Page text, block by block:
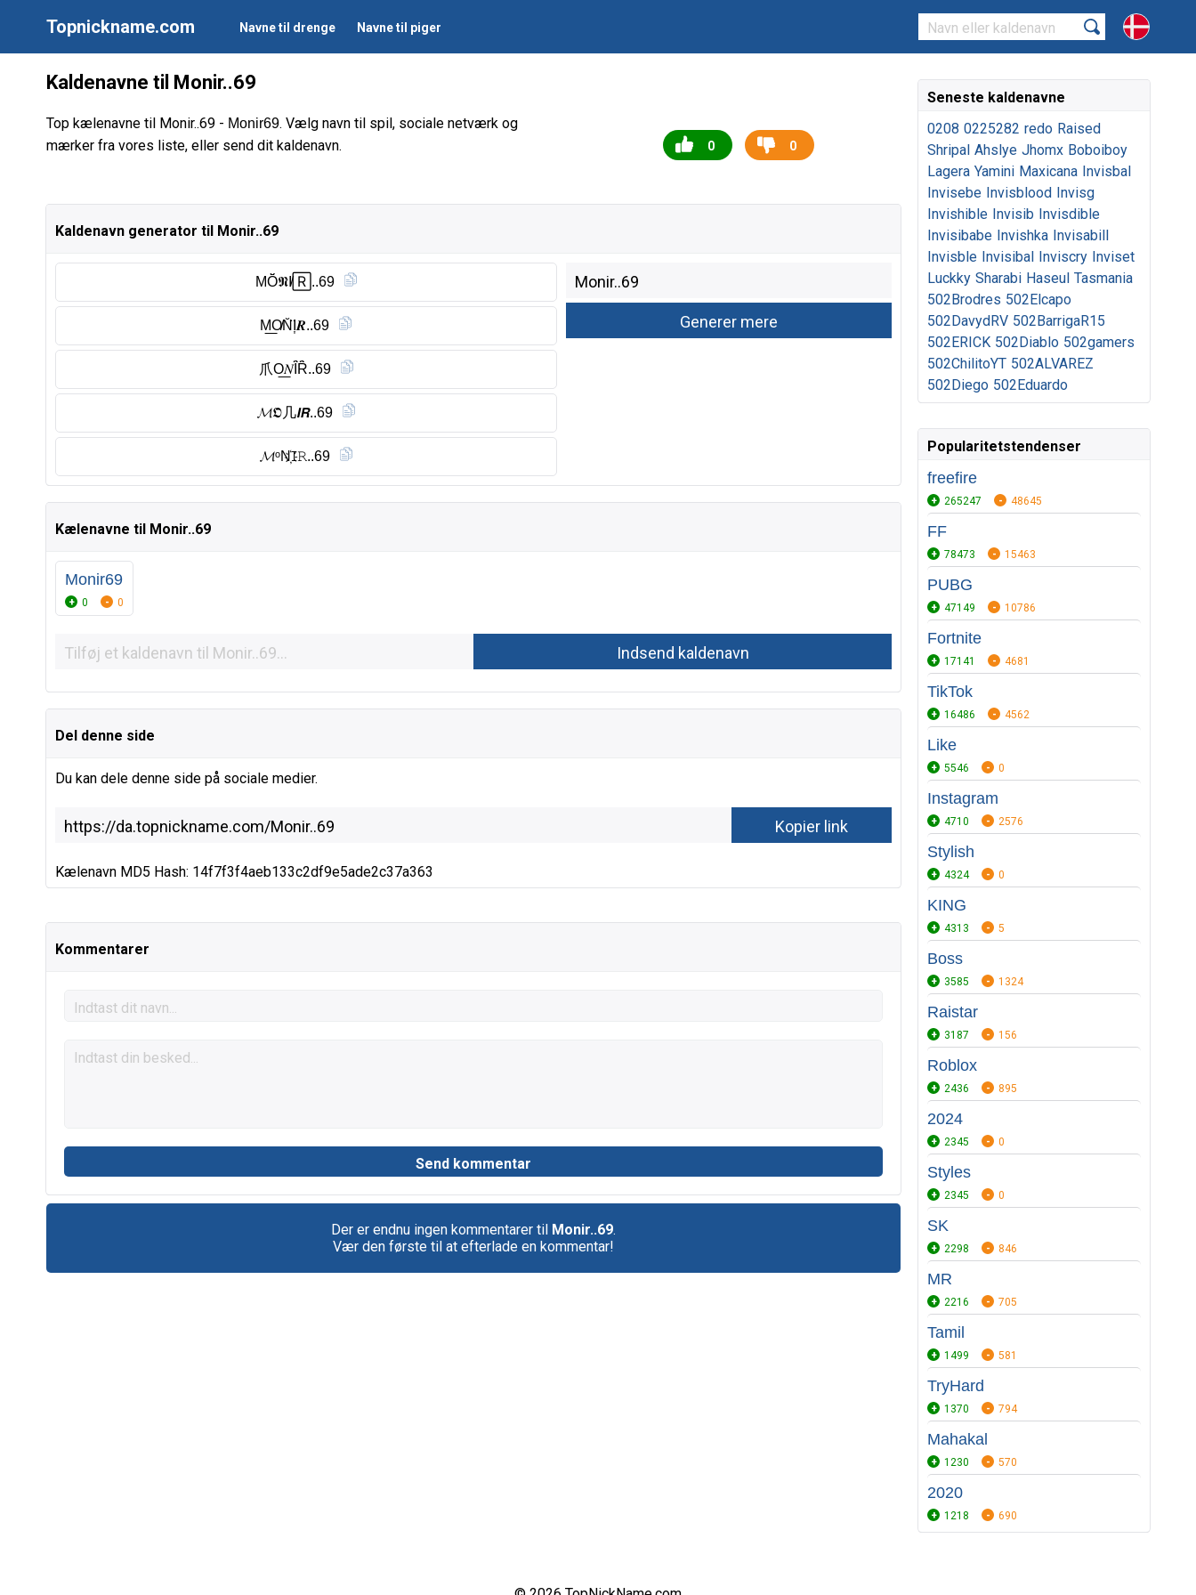
Topnickname.com Navne til drenge Navne til piger
Kaldenavne til Monir..69
Top kælenavne til Monir..69 - Monir69. Vælg navn til spil, sociale netværk og
mærker fra vores liste, eller send dit kaldenavn.
0 0
Kaldenavn generator til Monir..69
MŎ̈𝕹I̸🅁..69
M͟O̸N̆̈I͎𝑹..69
爪O͟𝑁Ȋ̈Ȓ̈..69
𝓜𝕺几𝙄𝙍..69
𝓜ᵒN҉ꀤ𝚁..69
Kælenavne til Monir..69
Monir69
0 0
Del denne side
Du kan dele denne side på sociale medier.
Kælenavn MD5 Hash: 14f7f3f4aeb133c2df9e5ade2c37a363
Kommentarer
Der er endnu ingen kommentarer til Monir..69.
Vær den første til at efterlade en kommentar!
Seneste kaldenavne
0208 0225282 redo Raised
Shripal Ahslye Jhomx Boboiboy
Lagera Yamini Maxicana Invisbal
Invisebe Invisblood Invisg
Invishible Invisib Invisdible
Invisibabe Invishka Invisabill
Invisble Invisibal Inviscry Inviset
Luckky Sharabi Haseul Tasmania
502Brodres 502Elcapo
502DavydRV 502BarrigaR15
502ERICK 502Diablo 502gamers
502ChilitoYT 502ALVAREZ
502Diego 502Eduardo
Popularitetstendenser
freefire
265247 48645
FF
78473 15463
PUBG
47149 10786
Fortnite
17141 4681
TikTok
16486 4562
Like
5546 0
Instagram
4710 2576
Stylish
4324 0
KING
4313 5
Boss
3585 1324
Raistar
3187 156
Roblox
2436 895
2024
2345 0
Styles
2345 0
SK
2298 846
MR
2216 705
Tamil
1499 581
TryHard
1370 794
Mahakal
1230 570
2020
1218 690